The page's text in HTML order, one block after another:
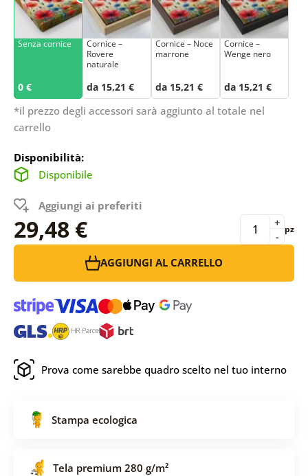
Senza cornice
0 €
Cornice –
Rovere
naturale
da 15,21 €
Cornice – Noce
marrone
da 15,21 €
Cornice –
Wenge nero
da 15,21 €
*il prezzo degli accessori sarà aggiunto al totale nel
carrello
Disponibilità:
Disponibile
Aggiungi ai preferiti
29,48 € -
+ pz
AGGIUNGI AL CARRELLO
Prova come sarebbe quadro scelto nel tuo interno
Stampa ecologica
Tela premium 280 g/m²